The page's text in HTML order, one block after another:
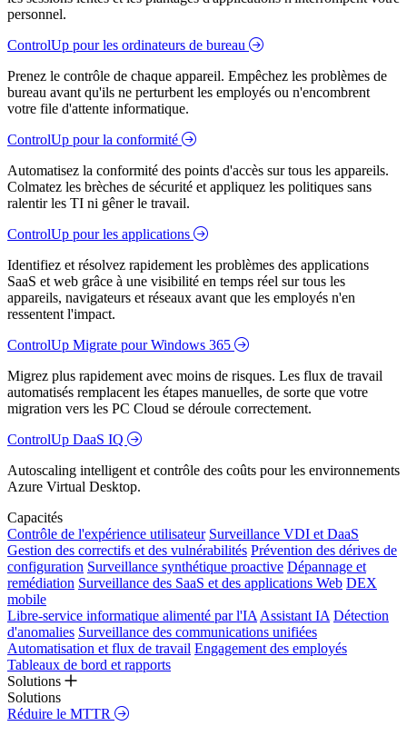
personnel.
ControlUp pour les ordinateurs de bureau
Prenez le contrôle de chaque appareil. Empêchez les problèmes de
bureau avant qu'ils ne perturbent les employés ou n'encombrent
votre file d'attente informatique.
ControlUp pour la conformité
Automatisez la conformité des points d'accès sur tous les appareils.
Colmatez les brèches de sécurité et appliquez les politiques sans
ralentir les TI ni gêner le travail.
ControlUp pour les applications
Identifiez et résolvez rapidement les problèmes des applications
SaaS et web grâce à une visibilité en temps réel sur tous les
appareils, navigateurs et réseaux avant que les employés n'en
ressentent l'impact.
ControlUp Migrate pour Windows 365
Migrez plus rapidement avec moins de risques. Les flux de travail
automatisés remplacent les étapes manuelles, de sorte que votre
migration vers les PC Cloud se déroule correctement.
ControlUp DaaS IQ
Autoscaling intelligent et contrôle des coûts pour les environnements
Azure Virtual Desktop.
Capacités
Contrôle de l'expérience utilisateur Surveillance VDI et DaaS
Gestion des correctifs et des vulnérabilités Prévention des dérives de
configuration Surveillance synthétique proactive Dépannage et
remédiation Surveillance des SaaS et des applications Web DEX
mobile
Libre-service informatique alimenté par l'IA Assistant IA Détection
d'anomalies Surveillance des communications unifiées
Automatisation et flux de travail Engagement des employés
Tableaux de bord et rapports
Solutions
Solutions
Réduire le MTTR